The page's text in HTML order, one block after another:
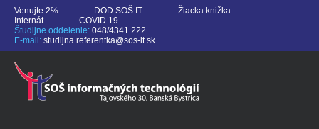
Venujte 2% DOD SOŠ IT
Žiacka knižka
Internát
COVID 19
Študijne oddelenie: 048/4341 222
E-mail: studijna.referentka@sos-it.sk